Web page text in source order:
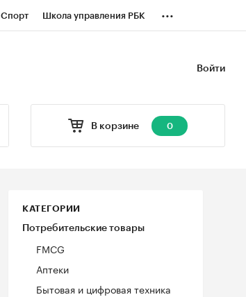
Спорт Школа управления РБК ...
Войти
В корзине 0
КАТЕГОРИИ
Потребительские товары
FMCG
Аптеки
Бытовая и цифровая техника